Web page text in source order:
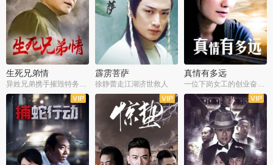
生死兄弟情
异姓兄弟携手摧毁特务阴谋
霹雳菩萨
徐静蕾走江湖济世救人
真情有多远
一位下岗女工的创业奋斗史
全22集
全39集 全36集